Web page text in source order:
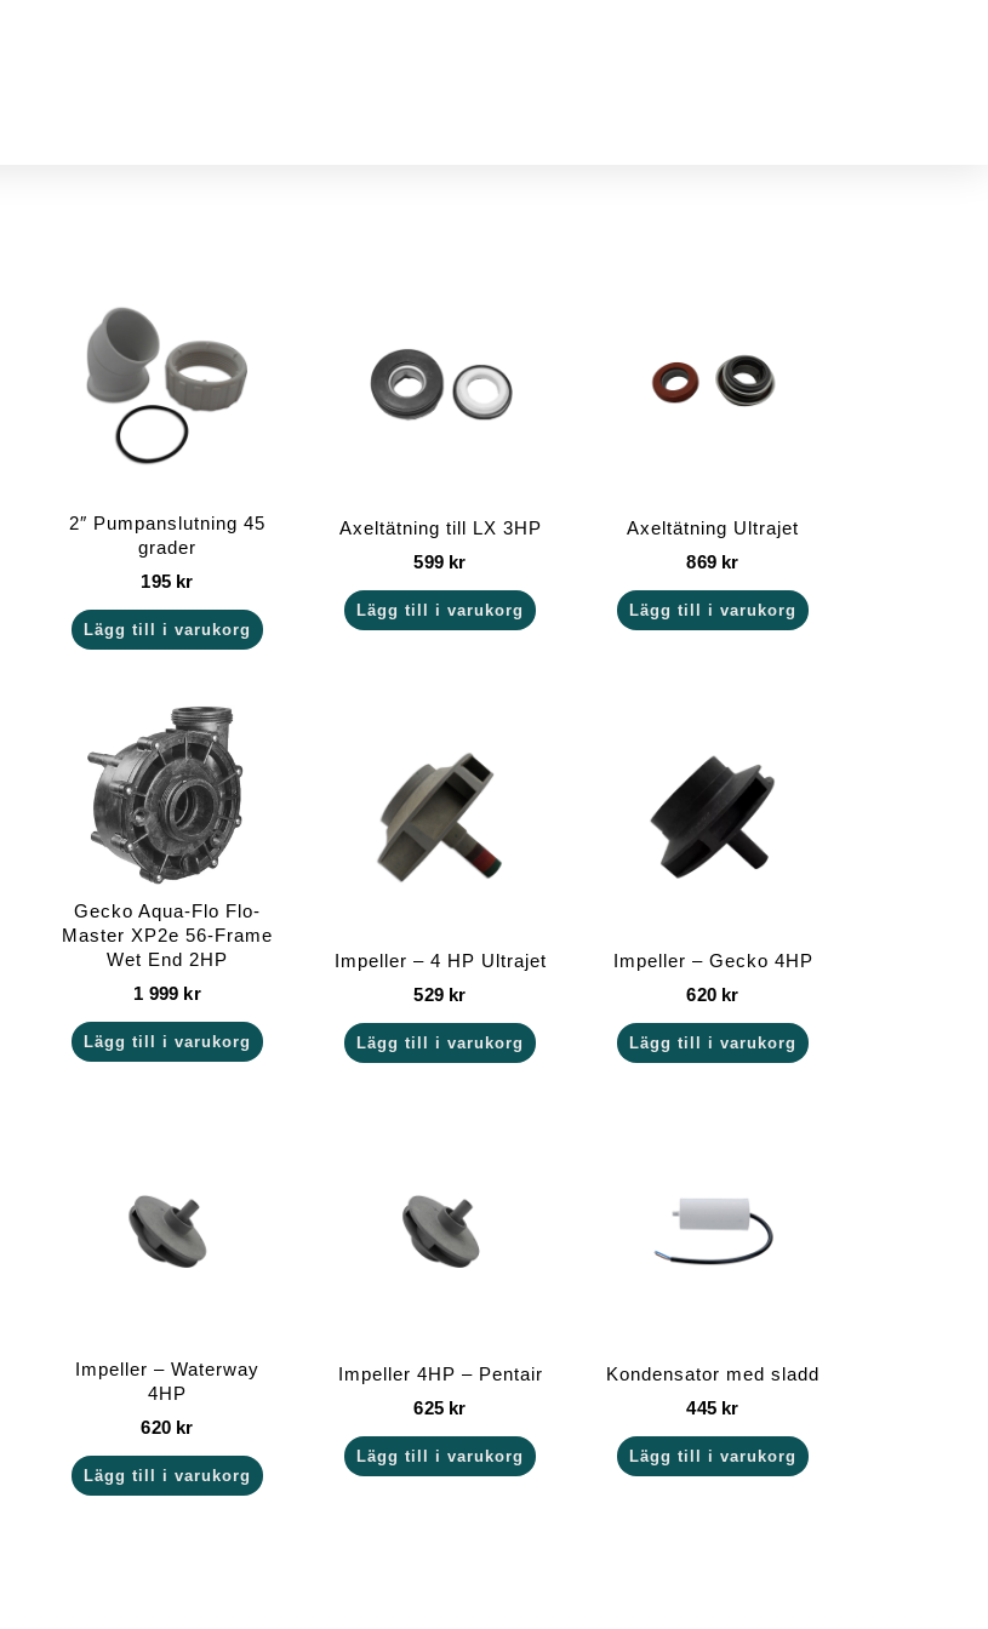
2″ Pumpanslutning 45
grader
195 kr
Lägg till i varukorg
Axeltätning till LX 3HP
599 kr
Lägg till i varukorg
Axeltätning Ultrajet
869 kr
Lägg till i varukorg
Gecko Aqua-Flo Flo-
Master XP2e 56-Frame
Wet End 2HP
1 999 kr
Lägg till i varukorg
Impeller – 4 HP Ultrajet
529 kr
Lägg till i varukorg
Impeller – Gecko 4HP
620 kr
Lägg till i varukorg
Impeller – Waterway
4HP
620 kr
Lägg till i varukorg
Impeller 4HP – Pentair
625 kr
Lägg till i varukorg
Kondensator med sladd
445 kr
Lägg till i varukorg